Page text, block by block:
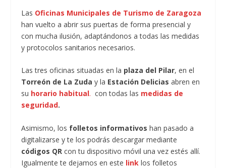
Las Oficinas Municipales de Turismo de Zaragoza
han vuelto a abrir sus puertas de forma presencial y
con mucha ilusión, adaptándonos a todas las medidas
y protocolos sanitarios necesarios.
Las tres oficinas situadas en la plaza del Pilar, en el
Torreón de La Zuda y la Estación Delicias abren en
su horario habitual. con todas las medidas de
seguridad.
Asimismo, los folletos informativos han pasado a
digitalizarse y te los podrás descargar mediante
códigos QR con tu dispositivo móvil una vez estés allí.
Igualmente te dejamos en este link los folletos